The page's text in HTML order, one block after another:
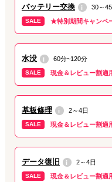
お得なキャンペーンも実施
ご来店お待ちしておりま
2026.03.03 最新情報
『携帯 タブレットの
おはようございます。
ダイワンテレコム神田店で
本日も10時～19時まで営
画面割れ・液晶不良・バッ
修理問題ございましたら
バッテリー交換 i 30～
SALE ★特別期間キャンペ
水没 i 60分~120分
SALE 現金＆レビュー割適
基板修理 i 2～4日
SALE 現金＆レビュー割適
データ復旧 i 2～4日
SALE 現金＆レビュー割適